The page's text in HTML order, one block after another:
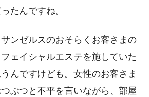
たんですね。
ンゼルスのおそらくお客さまの
ェイシャルエステを施していた
んですけども。女性のお客さま
ぶつと不平を言いながら、部屋